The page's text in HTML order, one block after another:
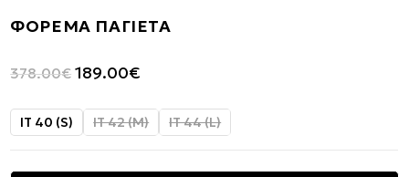
ΦΟΡΕΜΑ ΠΑΓΙΕΤΑ
378.00€ Original
was:
189.00€
τιμή
189.00€.
IT 40 (S) IT 42 (M) IT 44 (L)